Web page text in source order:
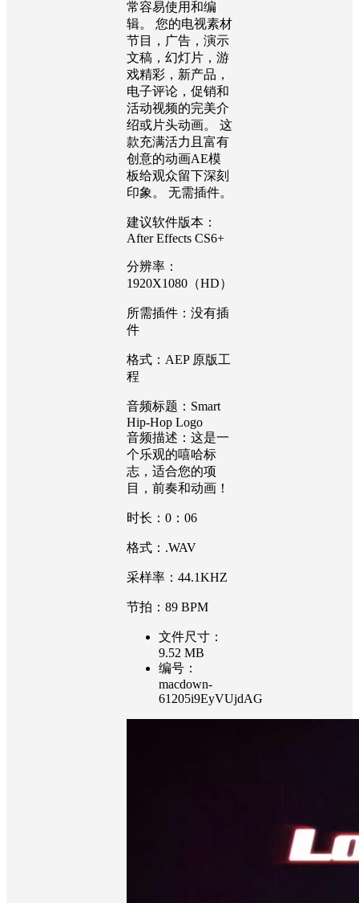
常容易使用和编
辑。 您的电视素材
节目，广告，演示
文稿，幻灯片，游
戏精彩，新产品，
电子评论，促销和
活动视频的完美介
绍或片头动画。 这
款充满活力且富有
创意的动画AE模
板给观众留下深刻
印象。 无需插件。
建议软件版本：
After Effects CS6+
分辨率：
1920X1080（HD）
所需插件：没有插
件
格式：AEP 原版工
程
音频标题：Smart
Hip-Hop Logo
音频描述：这是一
个乐观的嘻哈标
志，适合您的项
目，前奏和动画！
时长：0：06
格式：.WAV
采样率：44.1KHZ
节拍：89 BPM
文件尺寸：
9.52 MB
编号：
macdown-
61205i9EyVUjdAG